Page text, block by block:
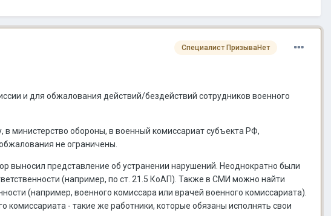
Специалист ПризываНет
и для обжалования действий/бездействий сотрудников военного
министерство обороны, в военный комиссариат субъекта РФ,
не ограничены.
выносил представление об устранении нарушений. Неоднократно были
(например, по ст. 21.5 КоАП). Также в СМИ можно найти
(например, военного комиссара или врачей военного комиссариата).
- такие же работники, которые обязаны исполнять свои